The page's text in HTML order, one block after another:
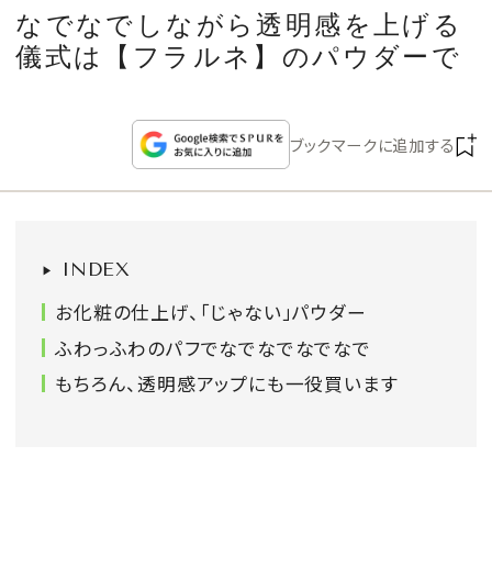
LIFESTYLE
CELEBRITY
WEDDING
FORTUNE
なでなでしながら透明感を上げる
儀式は【フラルネ】のパウダーで
ブックマークに追加する
INDEX
お化粧の仕上げ、「じゃない」パウダー
ふわっふわのパフでなでなでなでなで
もちろん、透明感アップにも一役買います